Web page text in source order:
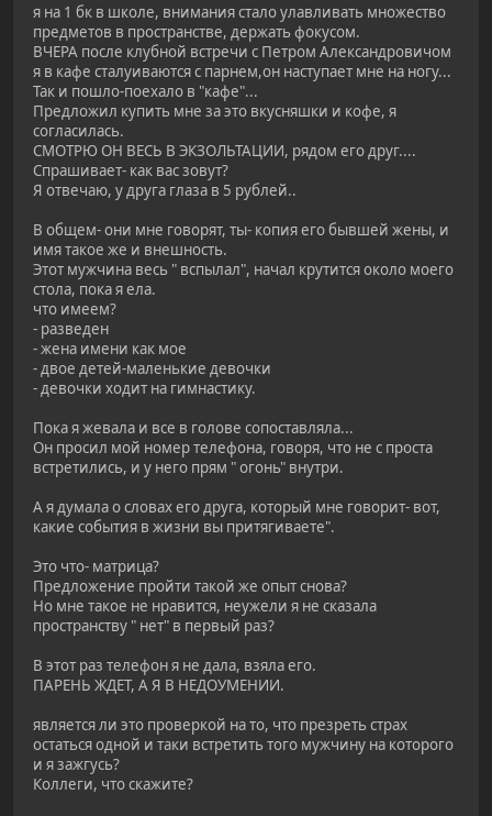
я на 1 бк в школе, внимания стало улавливать множество
предметов в пространстве, держать фокусом.
ВЧЕРА после клубной встречи с Петром Александровичом
я в кафе сталуиваются с парнем,он наступает мне на ногу...
Так и пошло-поехало в "кафе"...
Предложил купить мне за это вкусняшки и кофе, я
согласилась.
СМОТРЮ ОН ВЕСЬ В ЭКЗОЛЬТАЦИИ, рядом его друг....
Спрашивает- как вас зовут?
Я отвечаю, у друга глаза в 5 рублей..
В общем- они мне говорят, ты- копия его бывшей жены, и
имя такое же и внешность.
Этот мужчина весь " вспылал", начал крутится около моего
стола, пока я ела.
что имеем?
- разведен
- жена имени как мое
- двое детей-маленькие девочки
- девочки ходит на гимнастику.
Пока я жевала и все в голове сопоставляла...
Он просил мой номер телефона, говоря, что не с проста
встретились, и у него прям " огонь" внутри.
А я думала о словах его друга, который мне говорит- вот,
какие события в жизни вы притягиваете".
Это что- матрица?
Предложение пройти такой же опыт снова?
Но мне такое не нравится, неужели я не сказала
пространству " нет" в первый раз?
В этот раз телефон я не дала, взяла его.
ПАРЕНЬ ЖДЕТ, А Я В НЕДОУМЕНИИ.
является ли это проверкой на то, что презреть страх
остаться одной и таки встретить того мужчину на которого
и я зажгусь?
Коллеги, что скажите?